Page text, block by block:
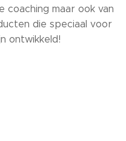
coaching maar ook van
die speciaal voor
ontwikkeld!